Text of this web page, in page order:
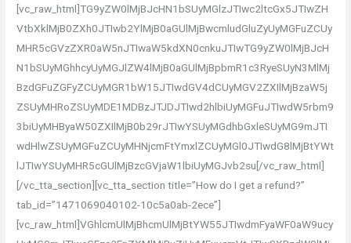
[vc_raw_html]TG9yZW0lMjBJcHN1bSUyMGlzJTIwc2ltcGx5JTIwZH
VtbXklMjB0ZXh0JTIwb2YlMjB0aGUlMjBwcmludGluZyUyMGFuZCUy
MHR5cGVzZXR0aW5nJTIwaW5kdXN0cnkuJTIwTG9yZW0lMjBJcH
N1bSUyMGhhcyUyMGJlZW4lMjB0aGUlMjBpbmR1c3RyeSUyN3MlMj
BzdGFuZGFyZCUyMGR1bW15JTIwdGV4dCUyMGV2ZXIlMjBzaW5j
ZSUyMHRoZSUyMDE1MDBzJTJDJTIwd2hlbiUyMGFuJTIwdW5rbm9
3biUyMHByaW50ZXIlMjB0b29rJTIwYSUyMGdhbGxleSUyMG9mJTI
wdHlwZSUyMGFuZCUyMHNjcmFtYmxlZCUyMGl0JTIwdG8lMjBtYWt
lJTIwYSUyMHR5cGUlMjBzcGVjaW1lbiUyMGJvb2su[/vc_raw_html]
[/vc_tta_section][vc_tta_section title=”How do I get a refund?”
tab_id=”1471069040102-10c5a0ab-2ece”]
[vc_raw_html]VGhlcmUlMjBhcmUlMjBtYW55JTIwdmFyaWF0aW9ucy